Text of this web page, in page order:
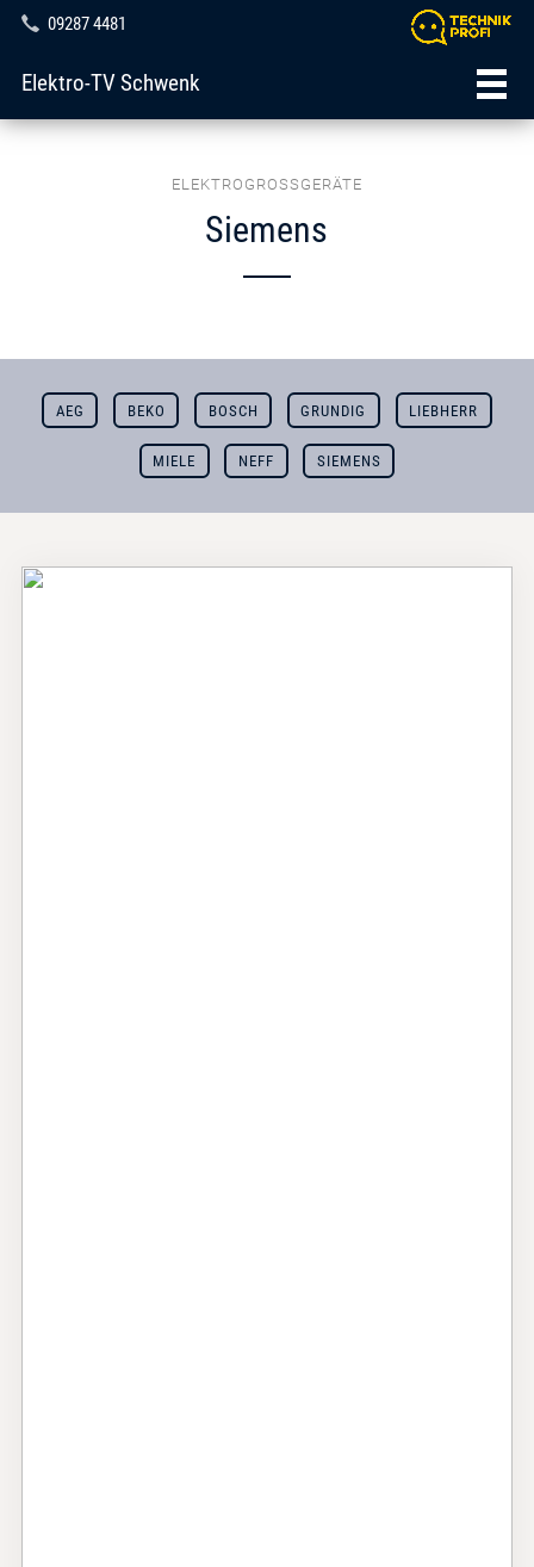
09287 4481
Elektro-TV Schwenk
ELEKTROGROSSGERÄTE
Siemens
AEG BEKO BOSCH GRUNDIG LIEBHERR
MIELE NEFF SIEMENS